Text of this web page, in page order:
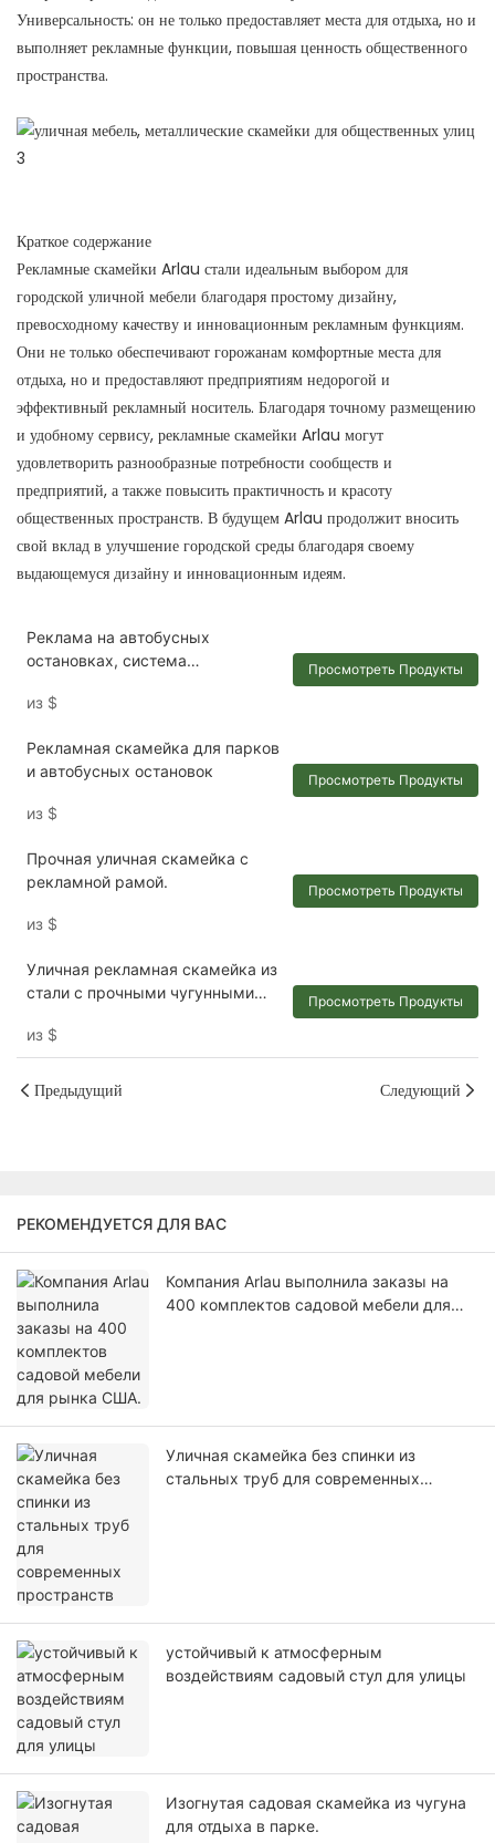
Универсальность: он не только предоставляет места для отдыха, но и
выполняет рекламные функции, повышая ценность общественного
пространства.
Краткое содержание
Рекламные скамейки Arlau стали идеальным выбором для
городской уличной мебели благодаря простому дизайну,
превосходному качеству и инновационным рекламным функциям.
Они не только обеспечивают горожанам комфортные места для
отдыха, но и предоставляют предприятиям недорогой и
эффективный рекламный носитель. Благодаря точному размещению
и удобному сервису, рекламные скамейки Arlau могут
удовлетворить разнообразные потребности сообществ и
предприятий, а также повысить практичность и красоту
общественных пространств. В будущем Arlau продолжит вносить
свой вклад в улучшение городской среды благодаря своему
выдающемуся дизайну и инновационным идеям.
Реклама на автобусных
остановках, система
движения, уличные скамейки,
из $
Просмотреть Продукты
Рекламная скамейка для парков
и автобусных остановок
из $
Просмотреть Продукты
Прочная уличная скамейка с
рекламной рамой.
из $
Просмотреть Продукты
Уличная рекламная скамейка из
стали с прочными чугунными
из $
Просмотреть Продукты
Предыдущий Следующий
РЕКОМЕНДУЕТСЯ ДЛЯ ВАС
Компания Arlau выполнила заказы на
400 комплектов садовой мебели для
Уличная скамейка без спинки из
стальных труб для современных
устойчивый к атмосферным
воздействиям садовый стул для улицы
Изогнутая садовая скамейка из чугуна
для отдыха в парке.